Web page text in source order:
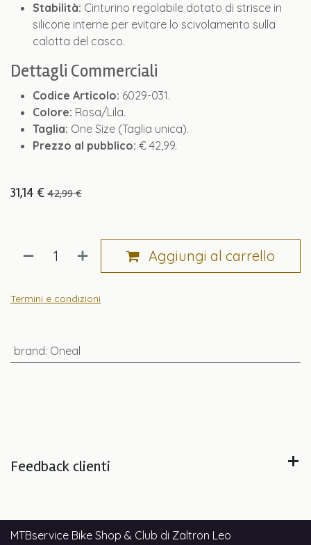
Stabilità: Cinturino regolabile dotato di strisce in
silicone interne per evitare lo scivolamento sulla
calotta del casco.
Dettagli Commerciali
Codice Articolo: 6029-031.
Colore: Rosa/Lila.
Taglia: One Size (Taglia unica).
Prezzo al pubblico: € 42,99.
31,14 € 42,99€
Aggiungi al carrello
Termini e condizioni
brand: Oneal
Feedback clienti
MTBservice Bike Shop & Club di Zaltron Leo